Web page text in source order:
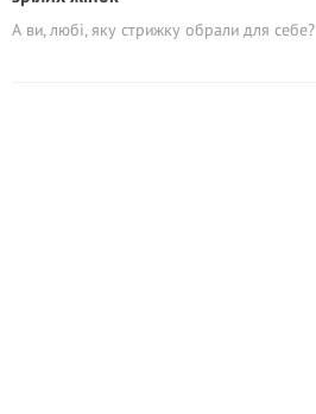
А ви, любі, яку стрижку обрали для себе?